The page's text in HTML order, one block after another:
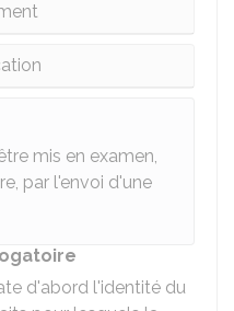
mis en examen,
par l'envoi d'une
d'abord l'identité du